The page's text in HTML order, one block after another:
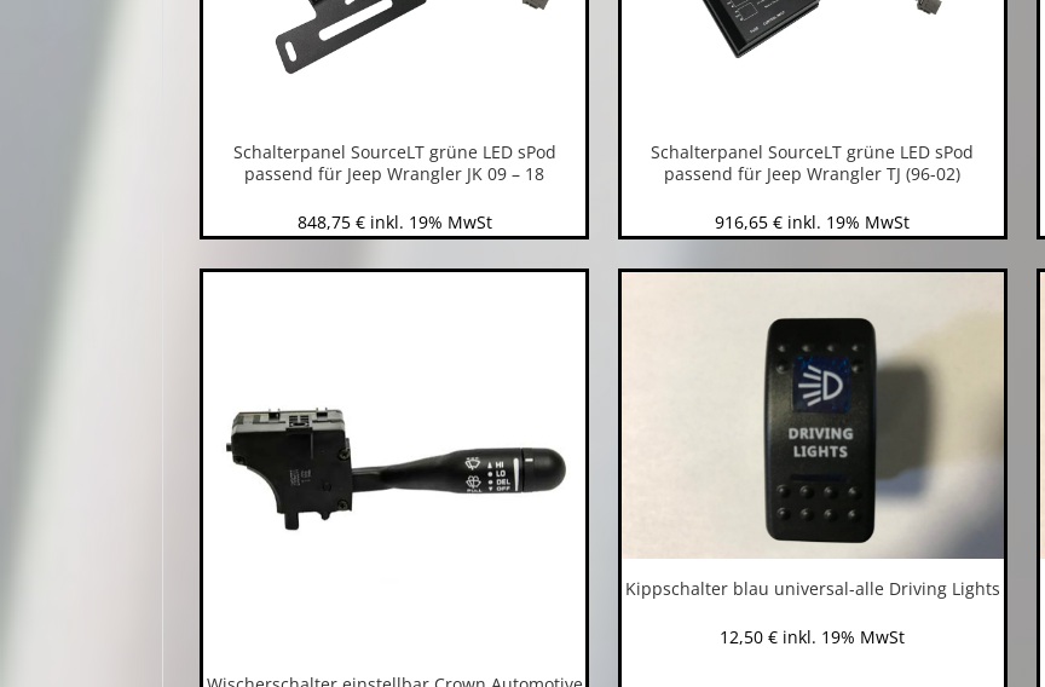
Schalterpanel SourceLT grüne LED sPod
passend für Jeep Wrangler JK 09 – 18
848,75 € inkl. 19% MwSt
Schalterpanel SourceLT grüne LED sPod
passend für Jeep Wrangler TJ (96-02)
916,65€ inkl. 19% MwSt
Kippschalter blau universal-alle Driving Lights
12,50€ inkl. 19% MwSt